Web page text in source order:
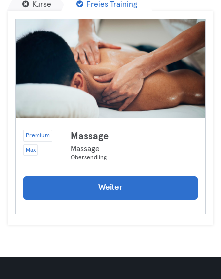
Kurse Freies Training
Premium
Max
Massage
Massage
Obersendling
Weiter